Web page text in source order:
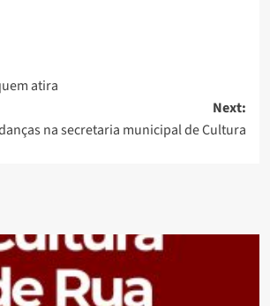
atira
Next:
na secretaria municipal de Cultura